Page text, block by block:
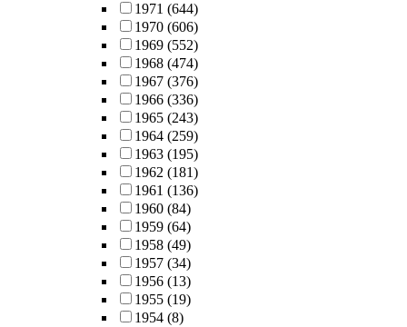
1971 (644)
1970 (606)
1969 (552)
1968 (474)
1967 (376)
1966 (336)
1965 (243)
1964 (259)
1963 (195)
1962 (181)
1961 (136)
1960 (84)
1959 (64)
1958 (49)
1957 (34)
1956 (13)
1955 (19)
1954 (8)